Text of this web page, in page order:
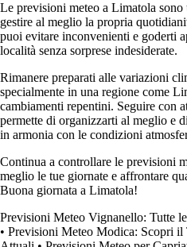
Le previsioni meteo a Limatola sono
gestire al meglio la propria
puoi evitare inconvenienti e goderti
località senza sorprese indesiderate.
Rimanere preparati alle variazioni
specialmente in una regione come
cambiamenti repentini. Seguire con
permette di organizzarti al meglio e
in armonia con le condizioni
Continua a controllare le previsioni
meglio le tue giornate e affrontare
Buona giornata a Limatola!
Previsioni Meteo Vignanello: Tutte
• Previsioni Meteo Modica: Scopri